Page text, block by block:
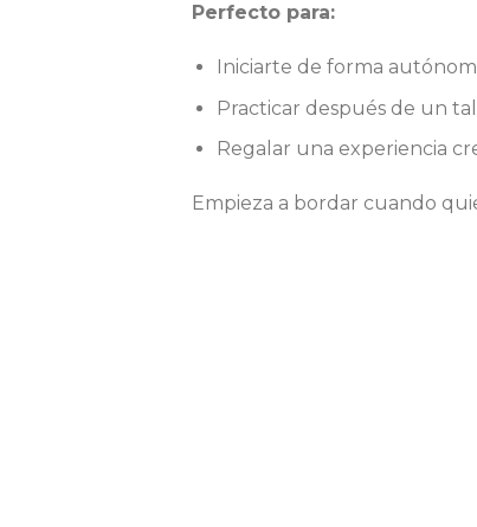
Perfecto para:
Iniciarte de forma
Practicar después de un
Regalar una experiencia
Empieza a bordar cuando